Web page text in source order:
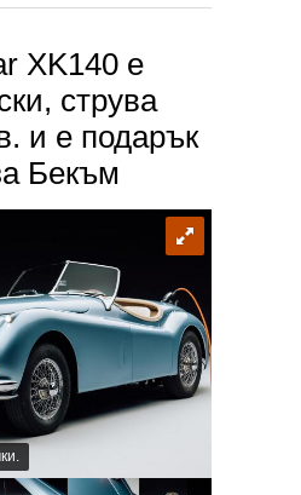
XK140 е
струва
и е подарък
Бекъм